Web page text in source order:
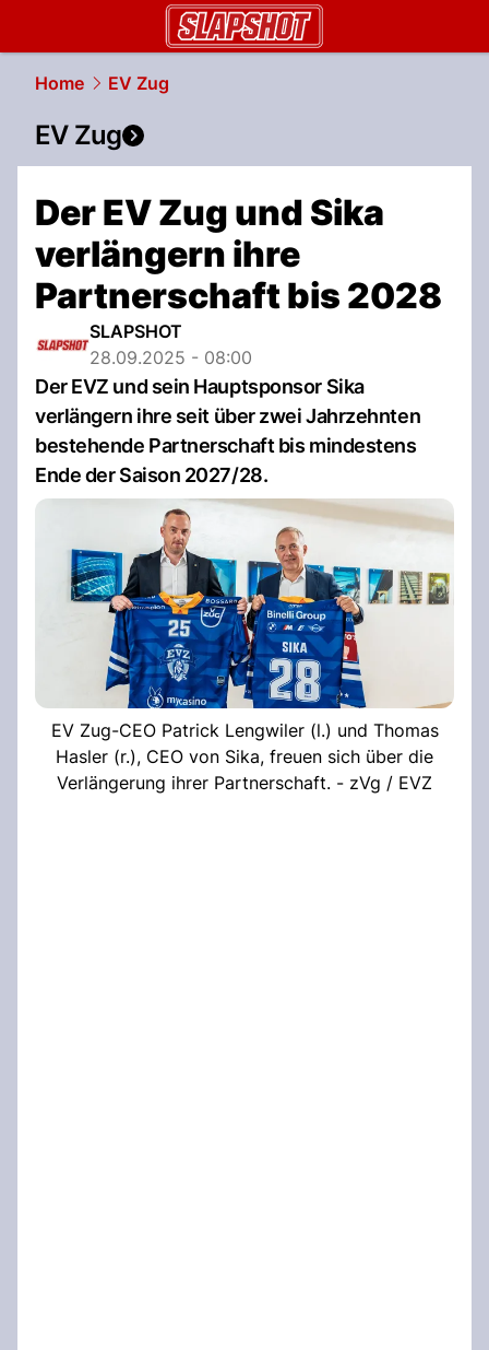
Home EV Zug
EV Zug
Der EV Zug und Sika
verlängern ihre
Partnerschaft bis 2028
SLAPSHOT
28.09.2025 - 08:00
Der EVZ und sein Hauptsponsor Sika
verlängern ihre seit über zwei Jahrzehnten
bestehende Partnerschaft bis mindestens
Ende der Saison 2027/28.
EV Zug-CEO Patrick Lengwiler (l.) und Thomas
Hasler (r.), CEO von Sika, freuen sich über die
Verlängerung ihrer Partnerschaft. - zVg / EVZ